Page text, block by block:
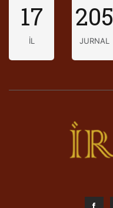
17
İL
205
JURNAL